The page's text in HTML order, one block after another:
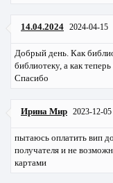
14.04.2024 2024-04-15
Добрый день. Как
библиотеку, а как
Спасибо
Ирина Мир 2023-12-05
пытаюсь оплатить вип
получателя и не
картами